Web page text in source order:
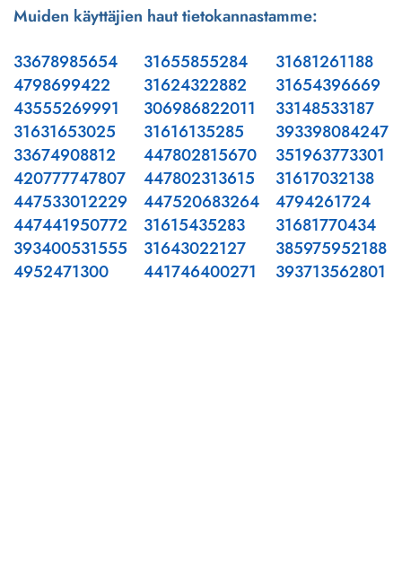
Muiden käyttäjien haut tietokannastamme:
33678985654
4798699422
43555269991
31631653025
33674908812
420777747807
447533012229
447441950772
393400531555
4952471300
31655855284
31624322882
306986822011
31616135285
447802815670
447802313615
447520683264
31615435283
31643022127
441746400271
31681261188
31654396669
33148533187
393398084247
351963773301
31617032138
4794261724
31681770434
385975952188
393713562801